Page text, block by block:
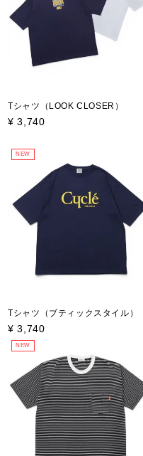
Tシャツ（LOOK CLOSER）
¥ 3,740
NEW
Tシャツ（ブティックスタイル）
¥ 3,740
NEW